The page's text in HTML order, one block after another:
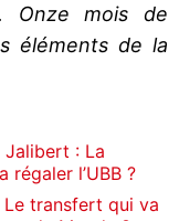
Onze mois de
éléments de la
Jalibert : La
régaler l’UBB ?
Le transfert qui va